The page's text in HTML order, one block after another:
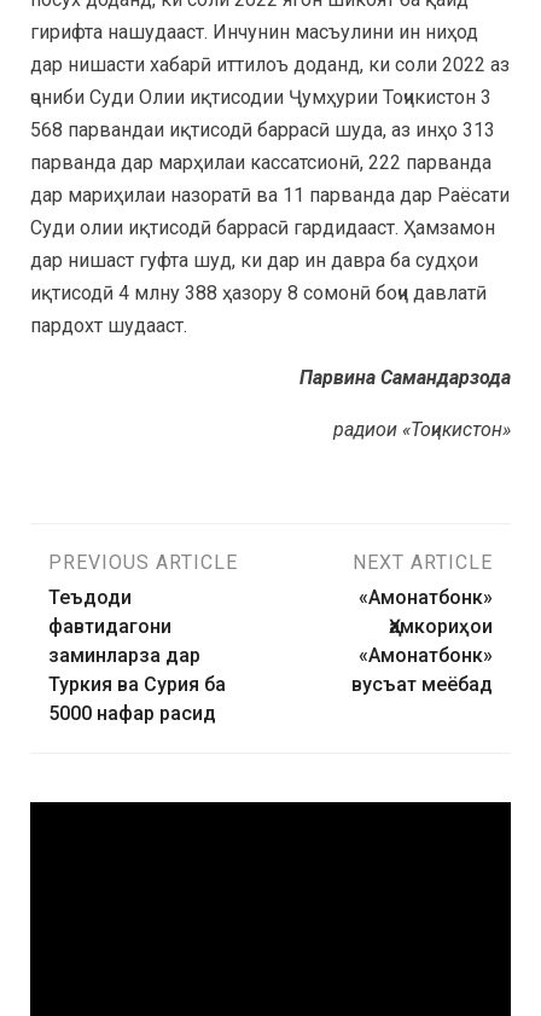
гирифта нашудааст. Инчунин масъулини ин ниҳод
дар нишасти хабарӣ иттилоъ доданд, ки соли 2022 аз
ҷониби Cуди Олии иқтисодии Ҷумҳурии Тоҷикистон 3
568 парвандаи иқтисодӣ баррасӣ шуда, аз инҳо 313
парванда дар марҳилаи кассатсионӣ, 222 парванда
дар мариҳилаи назоратӣ ва 11 парванда дар Раёсати
Суди олии иқтисодӣ баррасӣ гардидааст. Ҳамзамон
дар нишаст гуфта шуд, ки дар ин давра ба судҳои
иқтисодӣ 4 млну 388 ҳазору 8 сомонӣ боҷи давлатӣ
пардохт шудааст.
Парвина Самандарзода
радиои «Тоҷикистон»
PREVIOUS ARTICLE
Теъдоди
фавтидагони
заминларза дар
Туркия ва Сурия ба
5000 нафар расид
NEXT ARTICLE
«Амонатбонк»
Ҳамкориҳои
«Амонатбонк»
вусъат меёбад